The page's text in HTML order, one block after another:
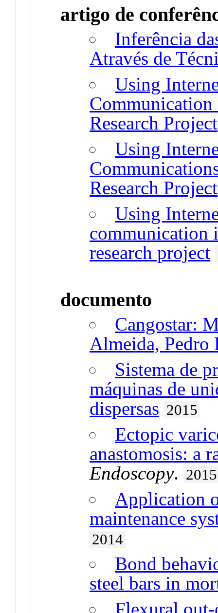
artigo de
Inferência
Através de
Using
Communication
Research Project
Using
Research Project
Using
communication
research project
documento
Cangostar:
Almeida, Pedro
Sistema de
máquinas de
dispersas 2015
Ectopic
anastomosis: a
Endoscopy. 2015
Application
maintenance
2014
Bond
steel bars in